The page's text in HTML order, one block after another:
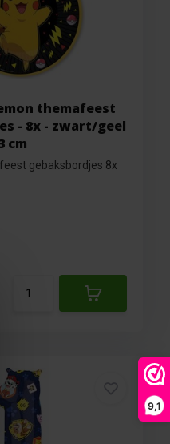
9,1
themafeest
- 8x - zwart/geel
cm
gebaksbordjes 8x